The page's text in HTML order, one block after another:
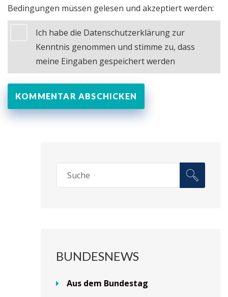
Bedingungen müssen gelesen und akzeptiert werden:
Ich habe die Datenschutzerklärung zur
Kenntnis genommen und stimme zu, dass
meine Eingaben gespeichert werden
BUNDESNEWS
Aus dem Bundestag